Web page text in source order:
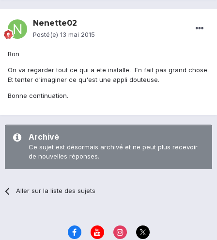
Nenette02
Posté(e) 13 mai 2015
Bon
On va regarder tout ce qui a ete installe. En fait pas grand chose.
Et tenter d'imaginer ce qu'est une appli douteuse.
Bonne continuation.
Archivé
Ce sujet est désormais archivé et ne peut plus recevoir
de nouvelles réponses.
Aller sur la liste des sujets